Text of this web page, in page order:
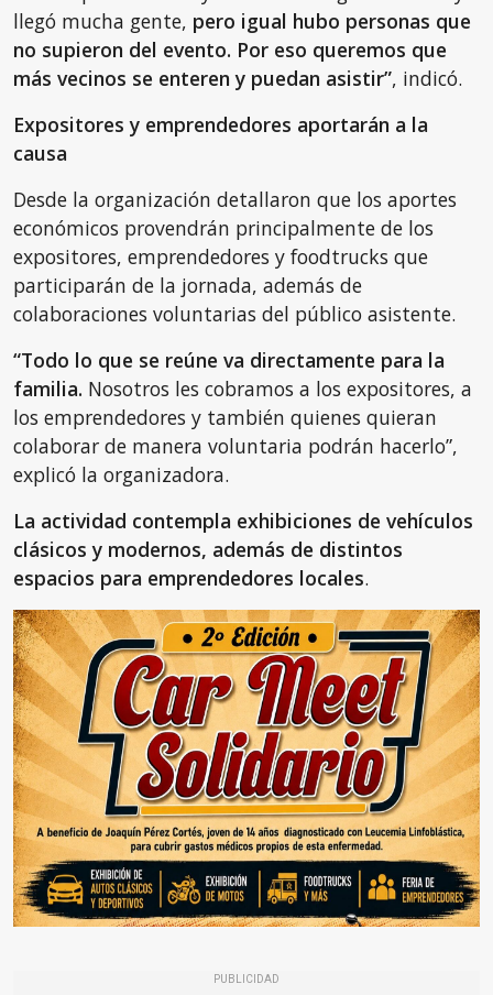
llegó mucha gente, pero igual hubo personas que
no supieron del evento. Por eso queremos que
más vecinos se enteren y puedan asistir”, indicó.
Expositores y emprendedores aportarán a la
causa
Desde la organización detallaron que los aportes
económicos provendrán principalmente de los
expositores, emprendedores y foodtrucks que
participarán de la jornada, además de
colaboraciones voluntarias del público asistente.
“Todo lo que se reúne va directamente para la
familia. Nosotros les cobramos a los expositores, a
los emprendedores y también quienes quieran
colaborar de manera voluntaria podrán hacerlo”,
explicó la organizadora.
La actividad contempla exhibiciones de vehículos
clásicos y modernos, además de distintos
espacios para emprendedores locales.
PUBLICIDAD